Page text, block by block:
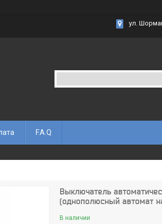
ул.
F.A.Q
Выключатель
(однополюсный автомат
В наличии